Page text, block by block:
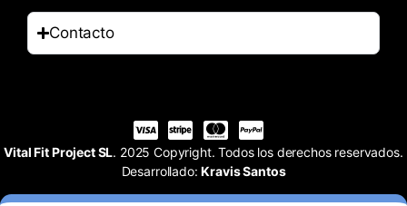
Contacto
Vital Fit Project SL. 2025 Copyright. Todos los derechos reservados.
Desarrollado:Kravis Santos